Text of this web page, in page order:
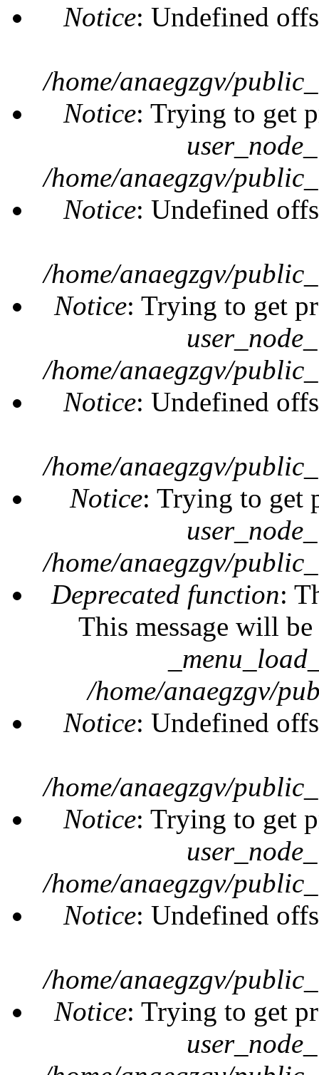
Notice: Undefined
/home/anaegzgv/
Notice: Trying to get
/home/anaegzgv/
Notice: Undefined
/home/anaegzgv/
Notice: Trying to get
/home/anaegzgv/
Notice: Undefined
/home/anaegzgv/
Notice: Trying to get
/home/anaegzgv/
Deprecated function:
This message will
/home/anaegzgv/
Notice: Undefined
/home/anaegzgv/
Notice: Trying to get
/home/anaegzgv/
Notice: Undefined
/home/anaegzgv/
Notice: Trying to get